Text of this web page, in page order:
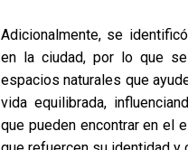
Adicionalmente, se
en la ciudad, por lo que
espacios naturales que
vida equilibrada,
que pueden encontrar en el